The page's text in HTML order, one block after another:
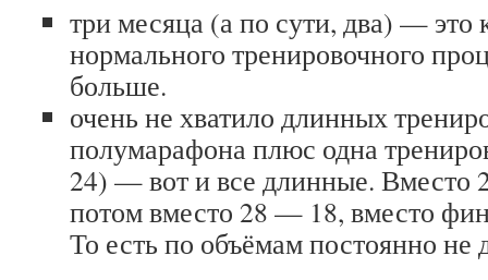
три месяца (а по сути, два) — это
нормального тренировочного
больше.
очень не хватило длинных
полумарафона плюс одна
24) — вот и все длинные. Вместо
потом вместо 28 — 18, вместо
То есть по объёмам постоянно не